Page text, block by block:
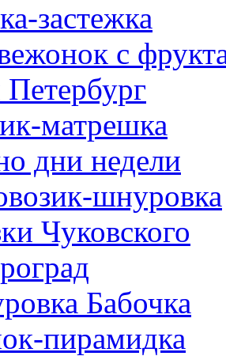
застежка
с
матрешка
дни недели
шнуровка
Чуковского
Бабочка
пирамидка